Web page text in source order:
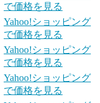
で価格を見る
Yahoo!ショッピング
で価格を見る
Yahoo!ショッピング
で価格を見る
Yahoo!ショッピング
で価格を見る